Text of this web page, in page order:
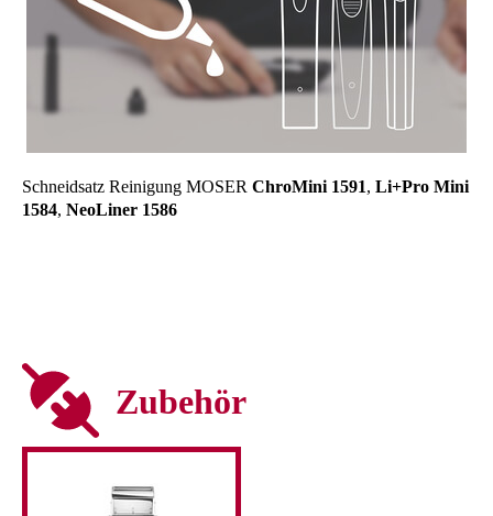
Schneidsatz Reinigung MOSER ChroMini 1591, Li+Pro Mini
1584, NeoLiner 1586
Zubehör